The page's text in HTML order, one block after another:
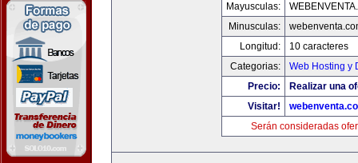
Mayusculas:
Minusculas:
Longitud:
10 caracteres
Categorias:
Web Hosting y
Precio:
Realizar una
Visitar!
Serán consideradas